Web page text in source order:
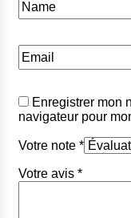
Enregistrer mon
navigateur pour
Votre note *
Votre avis *